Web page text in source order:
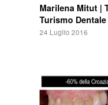
Marilena Mitut |
Turismo
24 Luglio 2016